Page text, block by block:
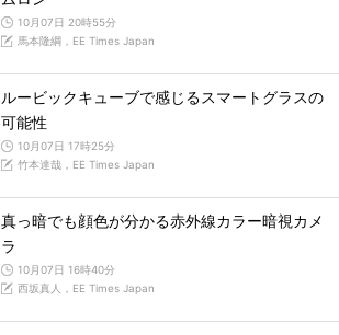
10月07日 20時55分
馬本隆綱，EE Times Japan
ルービックキューブで感じるスマートグラスの
可能性
10月07日 17時25分
竹本達哉，EE Times Japan
真っ暗でも顔色が分かる赤外線カラー暗視カメ
ラ
10月07日 16時40分
西坂真人，EE Times Japan